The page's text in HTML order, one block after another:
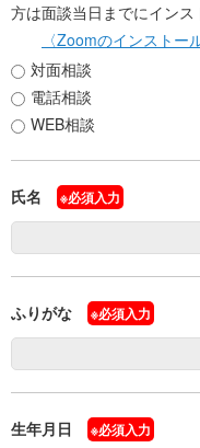
方は面談当日までにインス
〈Zoomのインストー
対面相談
電話相談
WEB相談
氏名 ※必須入力
ふりがな ※必須入力
生年月日 ※必須入力